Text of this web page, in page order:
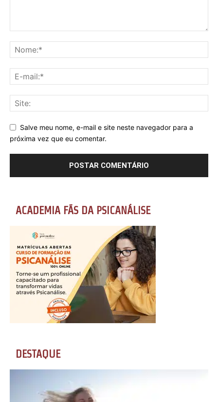
Salve meu nome, e-mail e site neste navegador para a
próxima vez que eu comentar.
ACADEMIA FÃS DA PSICANÁLISE
DESTAQUE